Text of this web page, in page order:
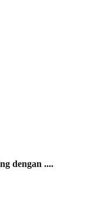
dengan ....